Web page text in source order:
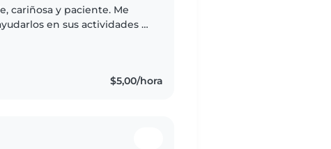
cariñosa y paciente. Me
en sus actividades y
$5,00/hora